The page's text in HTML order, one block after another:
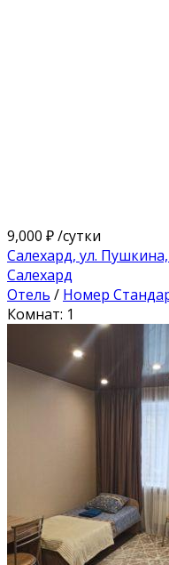
9,000 ₽/сутки
Салехард, ул.
Салехард
Отель / Номер
Комнат: 1